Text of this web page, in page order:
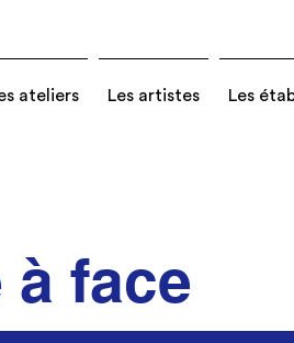
ateliers Les artistes Les
à face